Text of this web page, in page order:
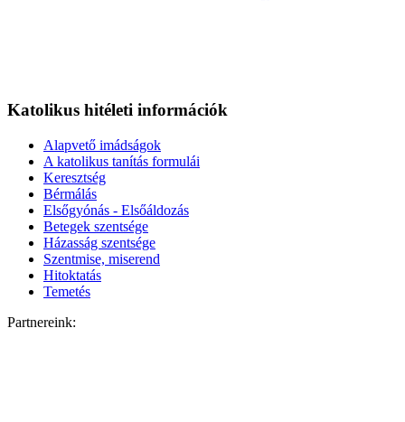
Katolikus hitéleti információk
Alapvető imádságok
A katolikus tanítás formulái
Keresztség
Bérmálás
Elsőgyónás - Elsőáldozás
Betegek szentsége
Házasság szentsége
Szentmise, miserend
Hitoktatás
Temetés
Partnereink: